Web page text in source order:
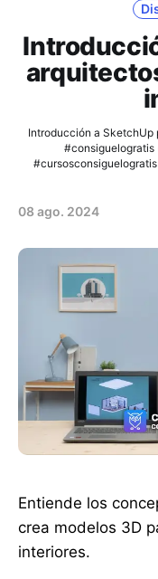
Introducción a SketchUp
#consiguelogratis
08 ago. 2024
Entiende los
crea modelos 3D
interiores.